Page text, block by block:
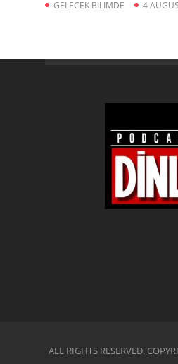
GELECEK BILIMDE 4
ALL RIGHTS RESERVED.